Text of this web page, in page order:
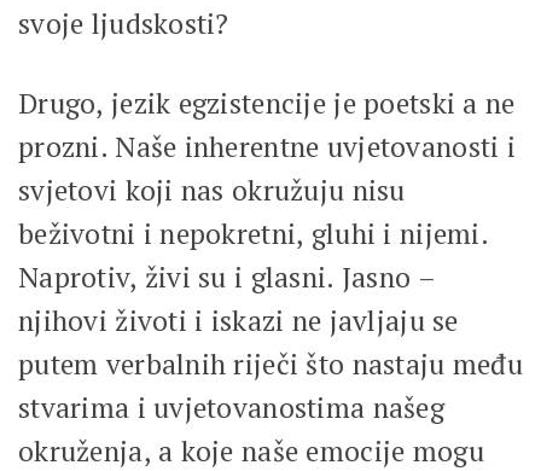
svoje ljudskosti?
Drugo, jezik egzistencije je poetski a ne
prozni. Naše inherentne uvjetovanosti i
svjetovi koji nas okružuju nisu
beživotni i nepokretni, gluhi i nijemi.
Naprotiv, živi su i glasni. Jasno –
njihovi životi i iskazi ne javljaju se
putem verbalnih riječi što nastaju među
stvarima i uvjetovanostima našeg
okruženja, a koje naše emocije mogu